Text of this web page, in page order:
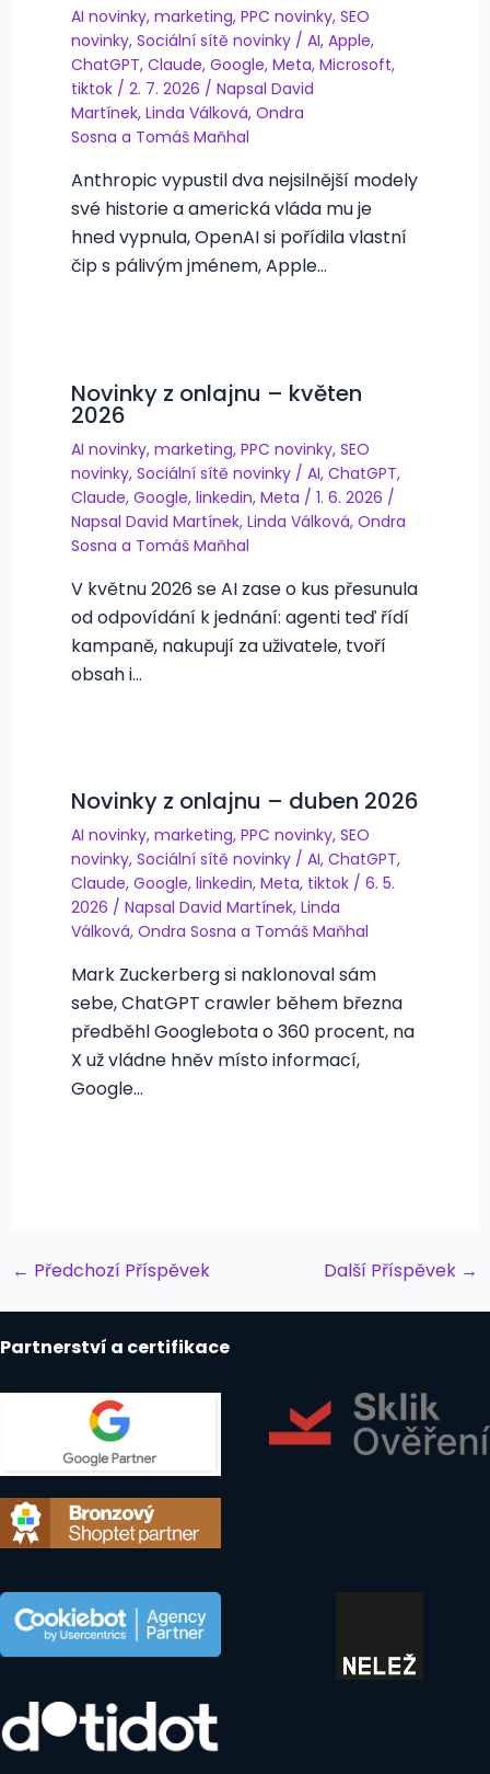
AI novinky, marketing, PPC novinky, SEO
novinky, Sociální sítě novinky/ AI, Apple,
ChatGPT, Claude, Google, Meta, Microsoft,
tiktok/ 2. 7. 2026 / Napsal David
Martínek, Linda Válková, Ondra
Sosna a Tomáš Maňhal
Anthropic vypustil dva nejsilnější modely
své historie a americká vláda mu je
hned vypnula, OpenAI si pořídila vlastní
čip s pálivým jménem, Apple…
Novinky z onlajnu – květen
2026
AI novinky, marketing, PPC novinky, SEO
novinky, Sociální sítě novinky/ AI, ChatGPT,
Claude, Google, linkedin, Meta / 1. 6. 2026 /
Napsal David Martínek, Linda Válková, Ondra
Sosna a Tomáš Maňhal
V květnu 2026 se AI zase o kus přesunula
od odpovídání k jednání: agenti teď řídí
kampaně, nakupují za uživatele, tvoří
obsah i…
Novinky z onlajnu – duben 2026
AI novinky, marketing, PPC novinky, SEO
novinky, Sociální sítě novinky/ AI, ChatGPT,
Claude, Google, linkedin, Meta, tiktok/ 6. 5.
2026 / Napsal David Martínek, Linda
Válková, Ondra Sosna a Tomáš Maňhal
Mark Zuckerberg si naklonoval sám
sebe, ChatGPT crawler během března
předběhl Googlebota o 360 procent, na
X už vládne hněv místo informací,
Google…
Post
← Předchozí Příspěvek Další Příspěvek →
Partnerství a certifikace